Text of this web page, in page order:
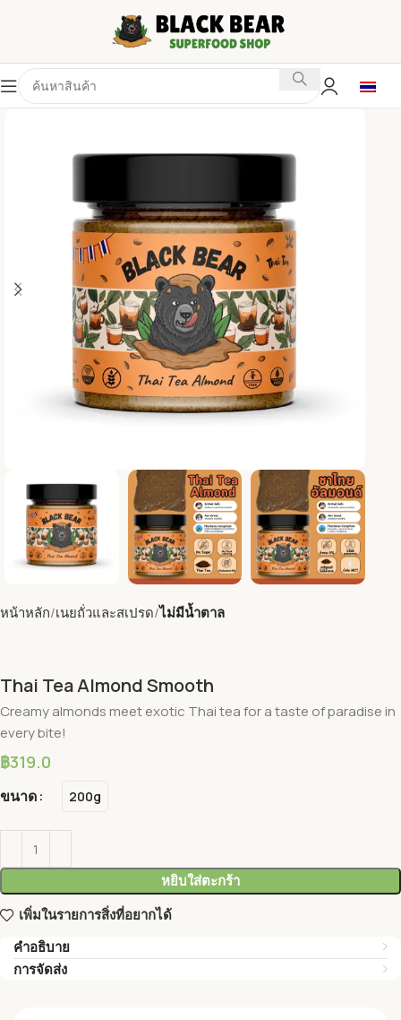
หน้าหลัก เนยถั่วและสเปรด ไม่มีน้ำตาล
Thai Tea Almond Smooth
Creamy almonds meet exotic Thai tea for a taste of paradise in
every bite!
฿319.0
ขนาด 200g
หยิบใส่ตะกร้า
เพิ่มในรายการสิ่งที่อยากได้
คำอธิบาย
การจัดส่ง